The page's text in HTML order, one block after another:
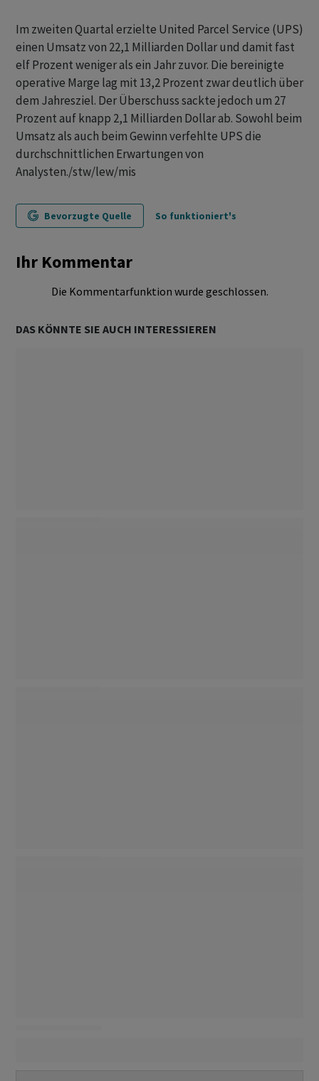
Im zweiten Quartal erzielte United Parcel Service (UPS)
einen Umsatz von 22,1 Milliarden Dollar und damit fast
elf Prozent weniger als ein Jahr zuvor. Die bereinigte
operative Marge lag mit 13,2 Prozent zwar deutlich über
dem Jahresziel. Der Überschuss sackte jedoch um 27
Prozent auf knapp 2,1 Milliarden Dollar ab. Sowohl beim
Umsatz als auch beim Gewinn verfehlte UPS die
durchschnittlichen Erwartungen von
Analysten./stw/lew/mis
Bevorzugte Quelle So funktioniert's
Ihr Kommentar
Die Kommentarfunktion wurde geschlossen.
DAS KÖNNTE SIE AUCH INTERESSIEREN